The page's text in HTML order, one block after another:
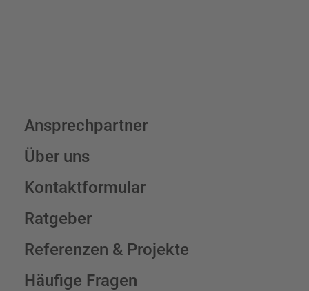
Ansprechpartner
Über uns
Kontaktformular
Ratgeber
Referenzen & Projekte
Häufige Fragen